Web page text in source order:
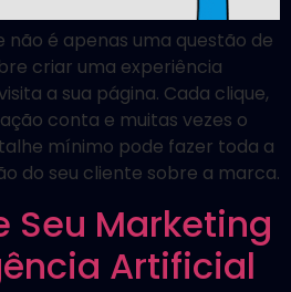
não é apenas uma questão de
criar uma experiência
a sua página. Cada clique,
conta e muitas vezes o
mínimo pode fazer toda a
do seu cliente sobre a marca.
Seu Marketing
Artificial